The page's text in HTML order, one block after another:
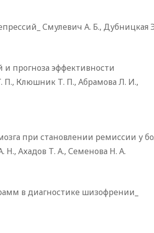
Смулевич А. Б., Дубницкая
прогноза эффективности
П., Клюшник Т. П., Абрамова Л. И.,
при становлении ремиссии у
Н., Ахадов Т. А., Семенова Н. А.
в диагностике шизофрении_